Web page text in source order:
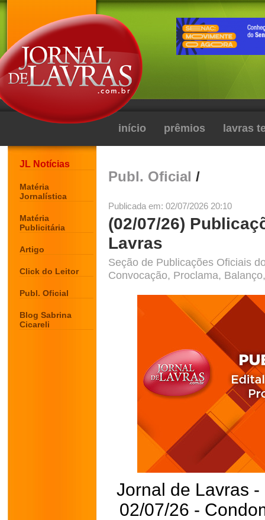
início prêmios lavras
JL Notícias
Matéria
Jornalística
Matéria
Publicitária
Artigo
Click do Leitor
Publ. Oficial
Blog Sabrina
Cicareli
Publ. Oficial /
Publicada em: 02/07/2026 20:10
(02/07/26)
Lavras
Seção de Publicações Oficiais
Convocação, Proclama,
Jornal de Lavras
02/07/26 -